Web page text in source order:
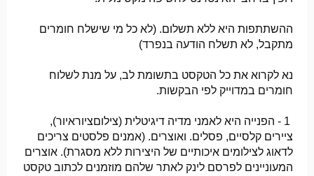
ההשתתפות היא ללא תשלום. (לא כל מי שישלח חומרים
מתקבל, לא תשלח הודעה בנפרד)
נא לקרוא את כל הטקסט בתשומת לב, על מנת לשלוח
חומרים במדוייק לפי הבקשות.
1 - הפנייה היא לאמני מדיה דיגיטלית (צילוםציוראיור),
ציירים קלסיים, פסלים. ואוצרים. (אמנים פלסטים צריכים
לדאוג לצילומים איכותיים של היצירות ללא מסגרת). אוצרים
המעוניינים לפרסם לינק לאתר שלהם מוזמנים לכתוב טקסט